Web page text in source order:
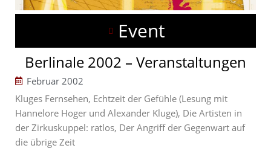
Event
Berlinale 2002 – Veranstaltungen
Februar 2002
Kluges Fernsehen, Echtzeit der Gefühle (Lesung mit
Hannelore Hoger und Alexander Kluge), Die Artisten in
der Zirkuskuppel: ratlos, Der Angriff der Gegenwart auf
die übrige Zeit